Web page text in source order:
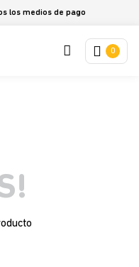
los medios de pago
0